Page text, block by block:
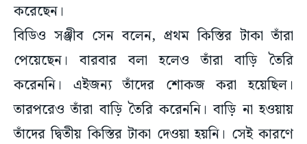
করেছেন।
বিডিও সঞ্জীব সেন বলেন, প্রথম কিস্তির টাকা তাঁরা
পেয়েছেন। বারবার বলা হলেও তাঁরা বাড়ি তৈরি
করেননি। এইজন্য তাঁদের শোকজ করা হয়েছিল।
তারপরেও তাঁরা বাড়ি তৈরি করেননি। বাড়ি না হওয়ায়
তাঁদের দ্বিতীয় কিস্তির টাকা দেওয়া হয়নি। সেই কারণে